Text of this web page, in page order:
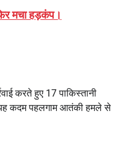
मचा हड़कंप।
करते हुए 17 पाकिस्तानी
कदम पहलगाम आतंकी हमले से